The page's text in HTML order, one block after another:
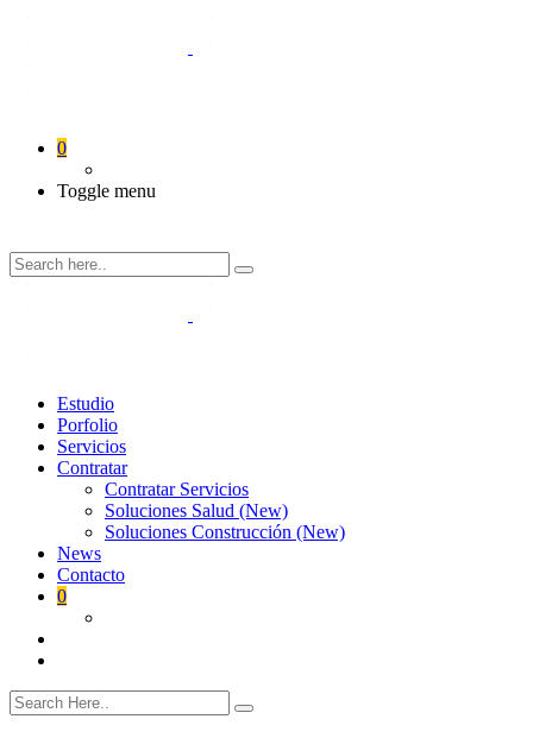
0
Toggle menu
Estudio
Porfolio
Servicios
Contratar
Contratar Servicios
Soluciones Salud (New)
Soluciones Construcción (New)
News
Contacto
0